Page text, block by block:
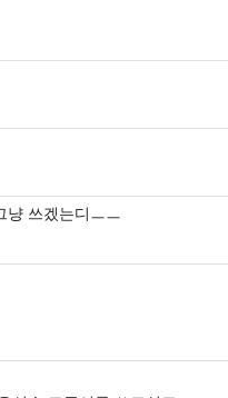
냥 쓰겠는디ㅡㅡ